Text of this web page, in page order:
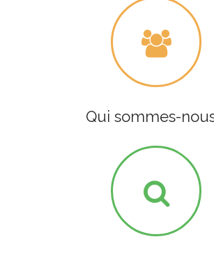
Qui sommes-